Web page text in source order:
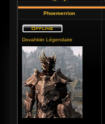
Phoemerrion
Dovahkiin Légendaire